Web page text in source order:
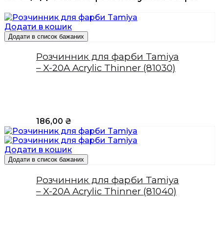
Додати в кошик
Додати в список бажаних
Розчинник для фарби Tamiya
– X-20A Acrylic Thinner (81030)
186,00 ₴
Додати в кошик
Додати в список бажаних
Розчинник для фарби Tamiya
– X-20A Acrylic Thinner (81040)